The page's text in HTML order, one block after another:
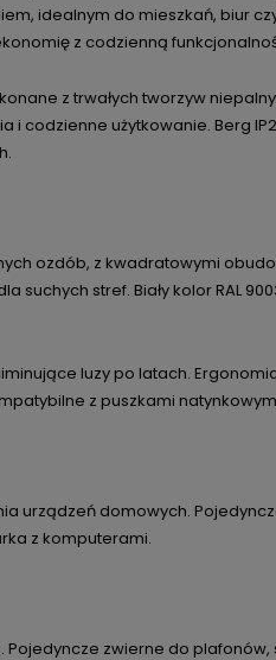
idealnym do mieszkań, biur
z codzienną
z trwałych tworzyw
codzienne użytkowanie. Berg
ozdób, z kwadratowymi
suchych stref. Biały kolor RAL
luzy po latach.
z puszkami
urządzeń domowych.
z komputerami.
Pojedyncze zwierne do